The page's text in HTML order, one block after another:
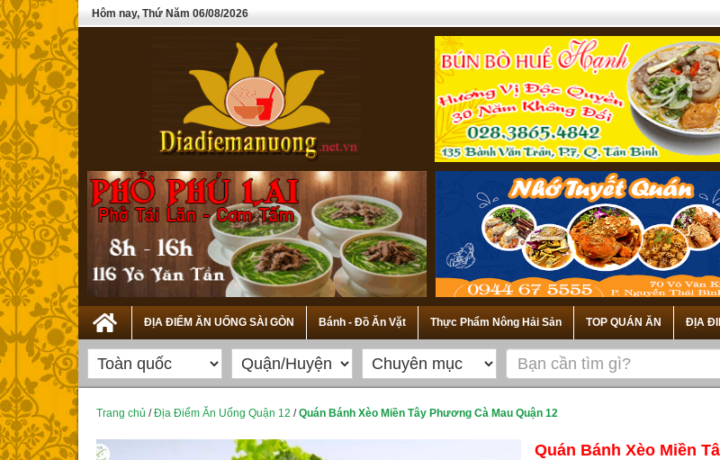
Hôm nay, Thứ Năm 06/08/2026
ĐỊA ĐIỂM ĂN UỐNG SÀI GÒN Bánh - Đồ Ăn Vặt Thực Phẩm Nông Hải Sản TOP QUÁN ĂN ĐỊA
Trang chủ /Địa Điểm Ăn Uống Quận 12 /Quán Bánh Xèo Miền Tây Phương Cà Mau Quận 12
Quán Bánh Xèo Miền